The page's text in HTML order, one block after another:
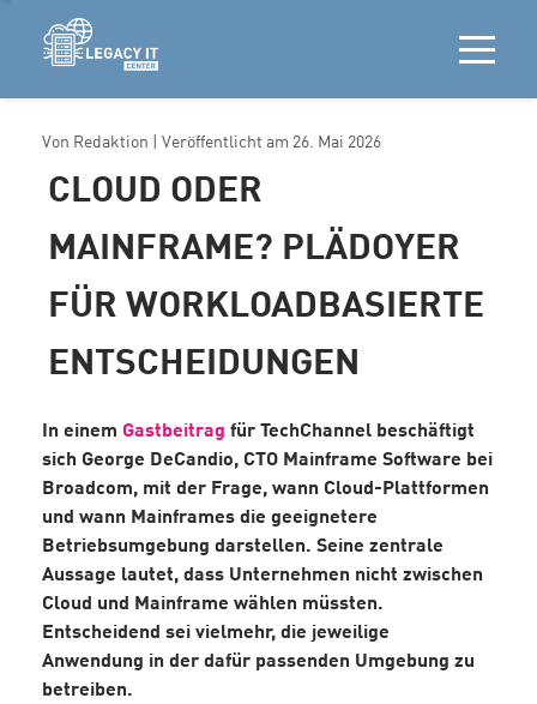
Von Redaktion | Veröffentlicht am 26. Mai 2026
CLOUD ODER
MAINFRAME? PLÄDOYER
FÜR WORKLOADBASIERTE
ENTSCHEIDUNGEN
In einem Gastbeitrag für TechChannel beschäftigt
sich George DeCandio, CTO Mainframe Software bei
Broadcom, mit der Frage, wann Cloud-Plattformen
und wann Mainframes die geeignetere
Betriebsumgebung darstellen. Seine zentrale
Aussage lautet, dass Unternehmen nicht zwischen
Cloud und Mainframe wählen müssten.
Entscheidend sei vielmehr, die jeweilige
Anwendung in der dafür passenden Umgebung zu
betreiben.